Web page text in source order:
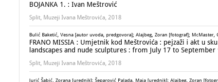
BOJANKA 1. : Ivan Meštrović
Split, Muzeji Ivana Meštrovića, 2018
Bulić Baketić, Vesna [autor uvoda, predgovora]; Alajbeg, Zoran [fotograf];
FRANO MISSIA : Umjetnik kod Meštrovića : pejzaži i akt u
landscapes and nude sculptures : from July 17 to
Split, Muzeji Ivana Meštrovića, 2018
Jurić Šabić, Zorana [urednik]; Šeparović Palada, Maja [urednik]; Alajbeg, Zoran